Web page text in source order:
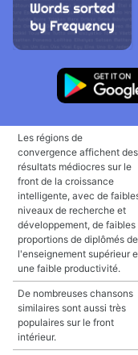
Les régions de
convergence affichent des
résultats médiocres sur le
front de la croissance
intelligente, avec de
niveaux de recherche et
développement, de faibles
proportions de diplômés de
l'enseignement supérieur
une faible productivité.
De nombreuses chansons
similaires sont aussi très
populaires sur le front
intérieur.